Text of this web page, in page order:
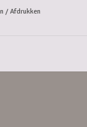
/ Afdrukken